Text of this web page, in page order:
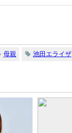
母親 池田エライザ